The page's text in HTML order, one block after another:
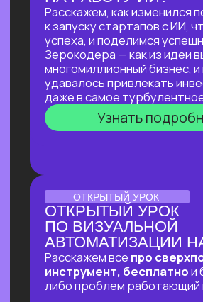
и кратно сократить время на рутинные
задачи!
Узнать подробнее
ОНЛАЙН-ПРАКТИКУМ
ПО НЕЙРОСЕТЯМ
ДЛЯ САМОЗАНЯТЫХ,
РУКОВОДИТЕЛЕЙ
И ВЛАДЕЛЬЦЕВ БИЗНЕСА
разбираться
ОНЛАЙН-ПРАКТИКУМ
ОНЛАЙН-ПРАКТИКУМ
ДЛЯ ТЕХ, КТО УЖЕ НА
«ТЫ»С НЕЙРОСЕТЯМИ
В прямом эфире соберем «контент-
завод» для блога с автоматической